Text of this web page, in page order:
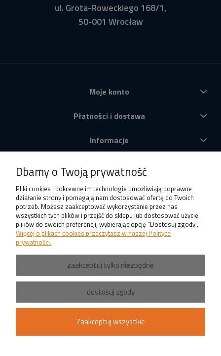
ul. Grota-Roweckiego 168/1,
50-001 Wrocław
Moje konto
Płatności i dostawa
Informacje
Produkty
Dbamy o Twoją prywatność
Pliki cookies i pokrewne im technologie umożliwiają poprawne
działanie strony i pomagają nam dostosować ofertę do Twoich
potrzeb. Możesz zaakceptować wykorzystanie przez nas
wszystkich tych plików i przejść do sklepu lub dostosować użycie
plików do swoich preferencji, wybierając opcję "Dostosuj zgody".
Więcej o plikach cookies przeczytasz w naszej Polityce
prywatności.
zaakceptuj tylko niezbędne
dostosuj zgody
Zaakceptuj wszystkie